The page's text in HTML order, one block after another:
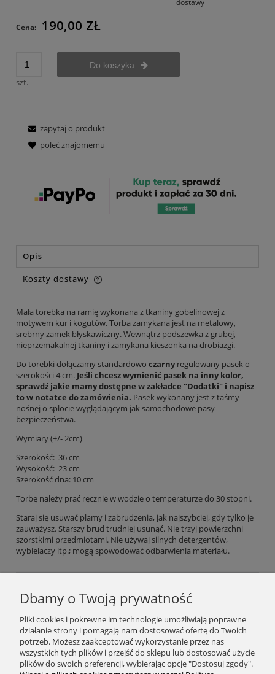
dostawy
Cena: 190,00 ZŁ
szt.
Do koszyka
zapytaj o produkt
poleć znajomemu
Opis
Koszty dostawy
Cena nie zawiera ewentualnych kosztów płatności
Mała torebka na ramię wykonana z tkaniny gobelinowej z
motywem kur i kogutów. Torba zamykana jest na metalowy,
srebrny zamek błyskawiczny. Wewnątrz podszewka z grubej,
nieprzemakalnej tkaniny i zamykana kieszonka na drobiazgi.
Do torebki dołączamy standardowo czarny regulowany pasek o
szerokości 4 cm. Jeśli chcesz wymienić pasek na inny kolor,
sprawdź jakie mamy dostępne w zakładce "Dodatki" i napisz
to w notatce do zamówienia. Pasek wykonany jest z taśmy
nośnej o splocie wyglądającym jak samochodowe pasy
bezpieczeństwa.
Wymiary (+/- 2cm)
Szerokość: 36 cm
Wysokość: 23 cm
Szerokość dna: 10 cm
Torbę należy prać ręcznie w wodzie o temperaturze do 30 stopni.
Staraj się usuwać plamy i zabrudzenia, jak najszybciej, gdy tylko je
zauważysz. Starszy brud trudniej usunąć. Nie trzyj powierzchni
szorstkimi przedmiotami. Nie używaj silnych detergentów,
wybielaczy itp.; mogą spowodować odbarwienia materiału.
Podaj swój adres e-mail, jeżeli chcesz otrzymywać
informacje o nowościach i promocjach.
Zapisz się
Dbamy o Twoją prywatność
Pliki cookies i pokrewne im technologie umożliwiają poprawne
działanie strony i pomagają nam dostosować ofertę do Twoich
potrzeb. Możesz zaakceptować wykorzystanie przez nas
wszystkich tych plików i przejść do sklepu lub dostosować użycie
plików do swoich preferencji, wybierając opcję "Dostosuj zgody".